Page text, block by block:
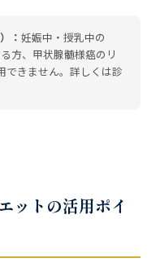
： 妊娠中・授乳中の
方、甲状腺髄様癌のリ
できません。詳しくは診
ットの活用ポイ